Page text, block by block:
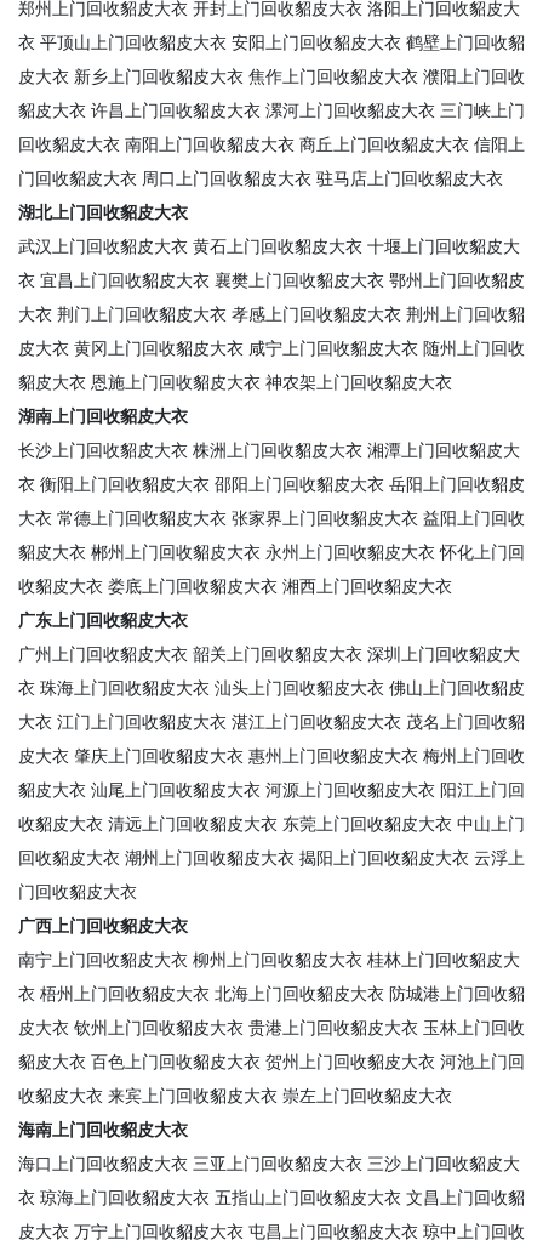
郑州上门回收貂皮大衣 开封上门回收貂皮大衣 洛阳上门回收貂皮大
衣 平顶山上门回收貂皮大衣 安阳上门回收貂皮大衣 鹤壁上门回收貂
皮大衣 新乡上门回收貂皮大衣 焦作上门回收貂皮大衣 濮阳上门回收
貂皮大衣 许昌上门回收貂皮大衣 漯河上门回收貂皮大衣 三门峡上门
回收貂皮大衣 南阳上门回收貂皮大衣 商丘上门回收貂皮大衣 信阳上
门回收貂皮大衣 周口上门回收貂皮大衣 驻马店上门回收貂皮大衣
湖北上门回收貂皮大衣
武汉上门回收貂皮大衣 黄石上门回收貂皮大衣 十堰上门回收貂皮大
衣 宜昌上门回收貂皮大衣 襄樊上门回收貂皮大衣 鄂州上门回收貂皮
大衣 荆门上门回收貂皮大衣 孝感上门回收貂皮大衣 荆州上门回收貂
皮大衣 黄冈上门回收貂皮大衣 咸宁上门回收貂皮大衣 随州上门回收
貂皮大衣 恩施上门回收貂皮大衣 神农架上门回收貂皮大衣
湖南上门回收貂皮大衣
长沙上门回收貂皮大衣 株洲上门回收貂皮大衣 湘潭上门回收貂皮大
衣 衡阳上门回收貂皮大衣 邵阳上门回收貂皮大衣 岳阳上门回收貂皮
大衣 常德上门回收貂皮大衣 张家界上门回收貂皮大衣 益阳上门回收
貂皮大衣 郴州上门回收貂皮大衣 永州上门回收貂皮大衣 怀化上门回
收貂皮大衣 娄底上门回收貂皮大衣 湘西上门回收貂皮大衣
广东上门回收貂皮大衣
广州上门回收貂皮大衣 韶关上门回收貂皮大衣 深圳上门回收貂皮大
衣 珠海上门回收貂皮大衣 汕头上门回收貂皮大衣 佛山上门回收貂皮
大衣 江门上门回收貂皮大衣 湛江上门回收貂皮大衣 茂名上门回收貂
皮大衣 肇庆上门回收貂皮大衣 惠州上门回收貂皮大衣 梅州上门回收
貂皮大衣 汕尾上门回收貂皮大衣 河源上门回收貂皮大衣 阳江上门回
收貂皮大衣 清远上门回收貂皮大衣 东莞上门回收貂皮大衣 中山上门
回收貂皮大衣 潮州上门回收貂皮大衣 揭阳上门回收貂皮大衣 云浮上
门回收貂皮大衣
广西上门回收貂皮大衣
南宁上门回收貂皮大衣 柳州上门回收貂皮大衣 桂林上门回收貂皮大
衣 梧州上门回收貂皮大衣 北海上门回收貂皮大衣 防城港上门回收貂
皮大衣 钦州上门回收貂皮大衣 贵港上门回收貂皮大衣 玉林上门回收
貂皮大衣 百色上门回收貂皮大衣 贺州上门回收貂皮大衣 河池上门回
收貂皮大衣 来宾上门回收貂皮大衣 崇左上门回收貂皮大衣
海南上门回收貂皮大衣
海口上门回收貂皮大衣 三亚上门回收貂皮大衣 三沙上门回收貂皮大
衣 琼海上门回收貂皮大衣 五指山上门回收貂皮大衣 文昌上门回收貂
皮大衣 万宁上门回收貂皮大衣 屯昌上门回收貂皮大衣 琼中上门回收